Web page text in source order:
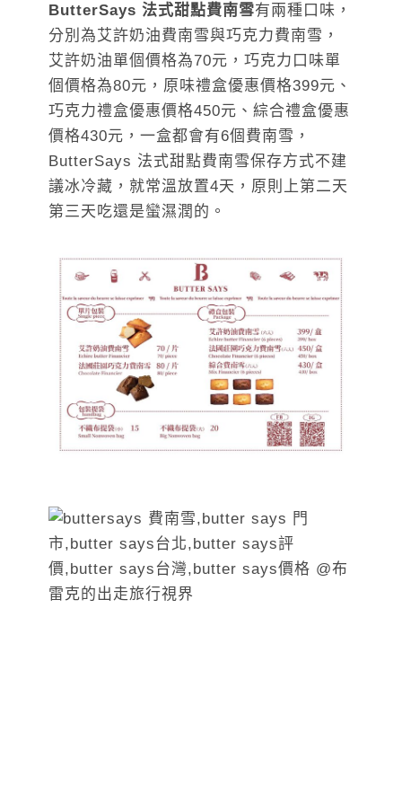
ButterSays 法式甜點費南雪有兩種口味，
分別為艾許奶油費南雪與巧克力費南雪，
艾許奶油單個價格為70元，巧克力口味單
個價格為80元，原味禮盒優惠價格399元、
巧克力禮盒優惠價格450元、綜合禮盒優惠
價格430元，一盒都會有6個費南雪，
ButterSays 法式甜點費南雪保存方式不建
議冰冷藏，就常溫放置4天，原則上第二天
第三天吃還是蠻濕潤的。